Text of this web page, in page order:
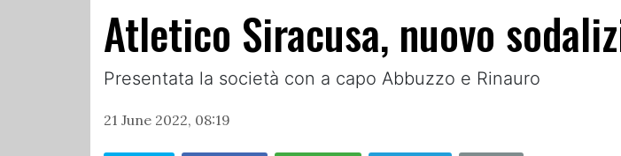
Atletico Siracusa, nuovo
Presentata la società con a capo Abbuzzo e Rinauro
21 June 2022, 08:19